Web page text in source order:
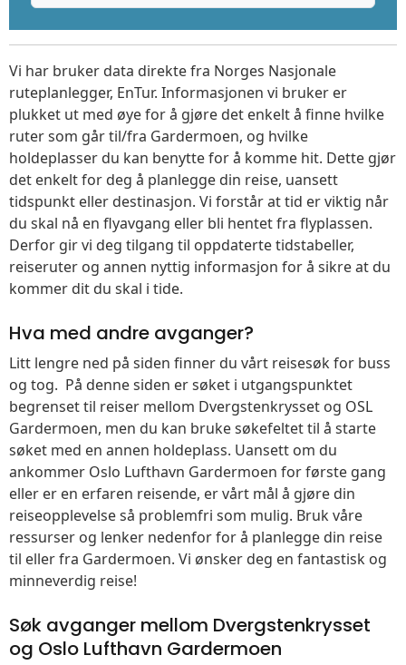
Vi har bruker data direkte fra Norges Nasjonale
ruteplanlegger, EnTur. Informasjonen vi bruker er
plukket ut med øye for å gjøre det enkelt å finne hvilke
ruter som går til/fra Gardermoen, og hvilke
holdeplasser du kan benytte for å komme hit. Dette gjør
det enkelt for deg å planlegge din reise, uansett
tidspunkt eller destinasjon. Vi forstår at tid er viktig når
du skal nå en flyavgang eller bli hentet fra flyplassen.
Derfor gir vi deg tilgang til oppdaterte tidstabeller,
reiseruter og annen nyttig informasjon for å sikre at du
kommer dit du skal i tide.
Hva med andre avganger?
Litt lengre ned på siden finner du vårt reisesøk for buss
og tog. På denne siden er søket i utgangspunktet
begrenset til reiser mellom Dvergstenkrysset og OSL
Gardermoen, men du kan bruke søkefeltet til å starte
søket med en annen holdeplass. Uansett om du
ankommer Oslo Lufthavn Gardermoen for første gang
eller er en erfaren reisende, er vårt mål å gjøre din
reiseopplevelse så problemfri som mulig. Bruk våre
ressurser og lenker nedenfor for å planlegge din reise
til eller fra Gardermoen. Vi ønsker deg en fantastisk og
minneverdig reise!
Søk avganger mellom Dvergstenkrysset
og Oslo Lufthavn Gardermoen